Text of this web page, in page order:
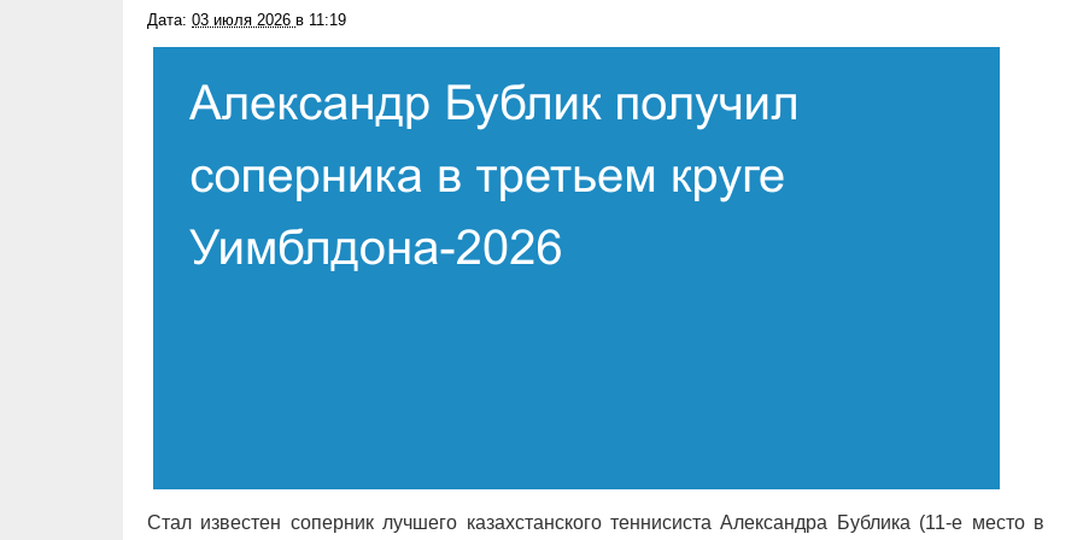
Дата: 03 июля 2026 в 11:19
Стал известен соперник лучшего казахстанского теннисиста Александра Бублика (11-е место в